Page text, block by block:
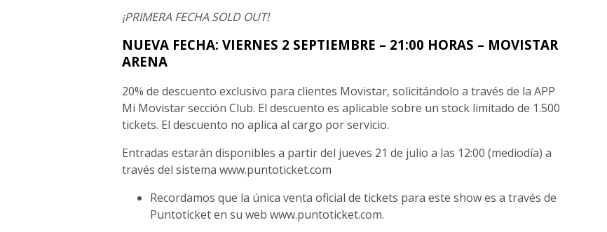
¡PRIMERA FECHA SOLD OUT!
NUEVA FECHA: VIERNES 2 SEPTIEMBRE – 21:00 HORAS – MOVISTAR
ARENA
20% de descuento exclusivo para clientes Movistar, solicitándolo a través de la APP
Mi Movistar sección Club. El descuento es aplicable sobre un stock limitado de 1.500
tickets. El descuento no aplica al cargo por servicio.
Entradas estarán disponibles a partir del jueves 21 de julio a las 12:00 (mediodía) a
través del sistema www.puntoticket.com
Recordamos que la única venta oficial de tickets para este show es a través de
Puntoticket en su web www.puntoticket.com.